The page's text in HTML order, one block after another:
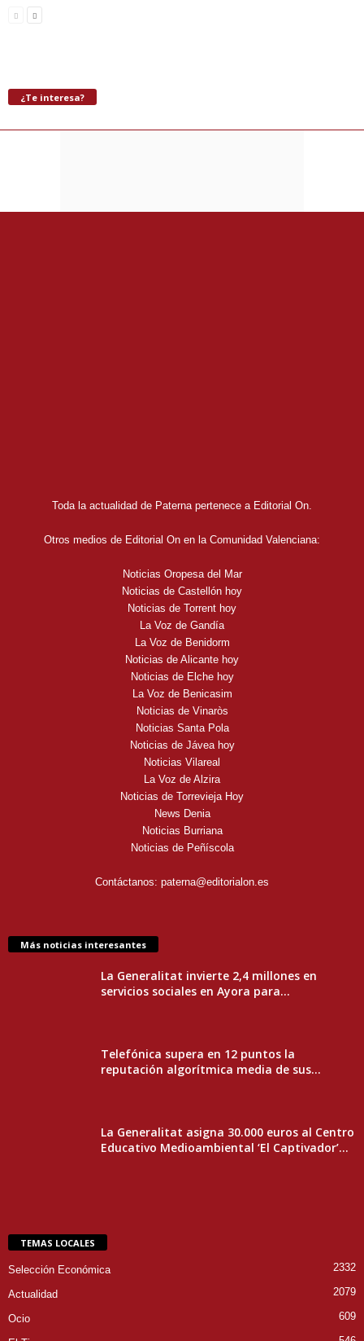
¿Te interesa?
Toda la actualidad de Paterna pertenece a Editorial On.
Otros medios de Editorial On en la Comunidad Valenciana:
Noticias Oropesa del Mar
Noticias de Castellón hoy
Noticias de Torrent hoy
La Voz de Gandía
La Voz de Benidorm
Noticias de Alicante hoy
Noticias de Elche hoy
La Voz de Benicasim
Noticias de Vinaròs
Noticias Santa Pola
Noticias de Jávea hoy
Noticias Vilareal
La Voz de Alzira
Noticias de Torrevieja Hoy
News Denia
Noticias Burriana
Noticias de Peñíscola
Contáctanos: paterna@editorialon.es
Más noticias interesantes
La Generalitat invierte 2,4 millones en
servicios sociales en Ayora para...
Telefónica supera en 12 puntos la
reputación algorítmica media de sus...
La Generalitat asigna 30.000 euros al Centro
Educativo Medioambiental ‘El Captivador’...
TEMAS LOCALES
Selección Económica 2332
Actualidad 2079
Ocio 609